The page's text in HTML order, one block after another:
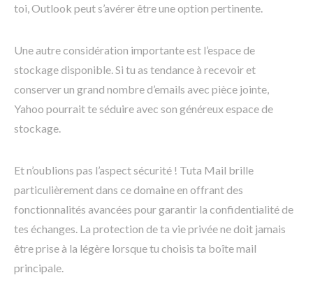
toi, Outlook peut s’avérer être une option pertinente.
Une autre considération importante est l’espace de
stockage disponible. Si tu as tendance à recevoir et
conserver un grand nombre d’emails avec pièce jointe,
Yahoo pourrait te séduire avec son généreux espace de
stockage.
Et n’oublions pas l’aspect sécurité ! Tuta Mail brille
particulièrement dans ce domaine en offrant des
fonctionnalités avancées pour garantir la confidentialité de
tes échanges. La protection de ta vie privée ne doit jamais
être prise à la légère lorsque tu choisis ta boîte mail
principale.